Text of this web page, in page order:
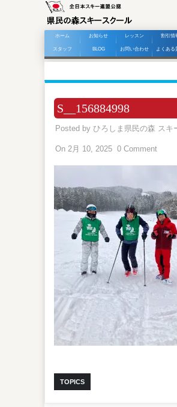
ホーム お知らせ レッスン 割引情
スタッフ BLOG お問い合わせ よくある
S__156884998
Posted by ひろしま県民の森 スキ
On 2月 10, 2025 0 Comment
TOPICS